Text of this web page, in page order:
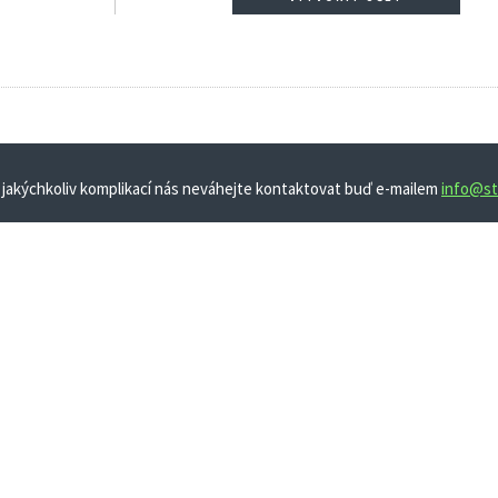
jakýchkoliv komplikací nás neváhejte kontaktovat buď e-mailem